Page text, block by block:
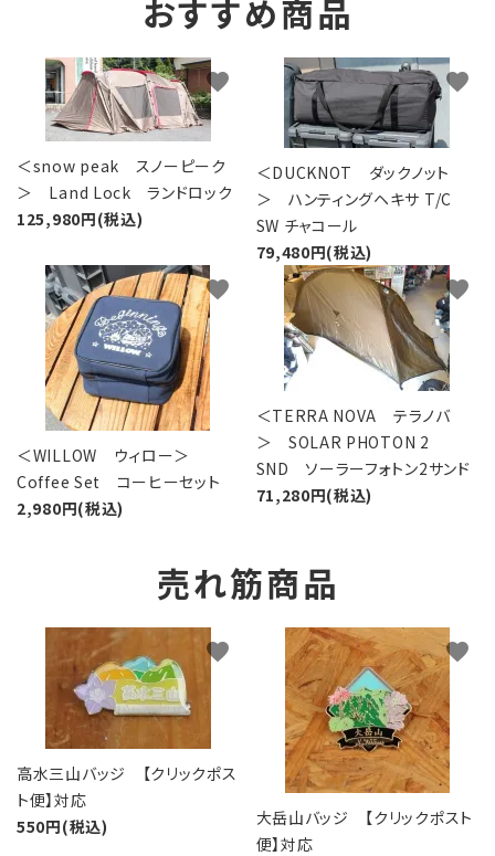
おすすめ商品
＜snow peak スノーピーク
＞ Land Lock ランドロック
125,980円(税込)
favorite
＜DUCKNOT ダックノット
＞ ハンティングヘキサ T/C
SW チャコール
79,480円(税込)
favorite
＜WILLOW ウィロー＞
Coffee Set コーヒーセット
2,980円(税込)
favorite
＜TERRA NOVA テラノバ
＞ SOLAR PHOTON 2
SND ソーラーフォトン2サンド
71,280円(税込)
favorite
売れ筋商品
高水三山バッジ 【クリックポス
ト便】対応
550円(税込)
favorite
大岳山バッジ 【クリックポスト
便】対応
favorite